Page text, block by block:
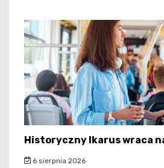
Historyczny Ikarus wraca
6 sierpnia 2026